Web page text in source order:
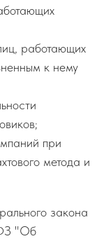
работающих
к нему
при
метода и
закона
"Об